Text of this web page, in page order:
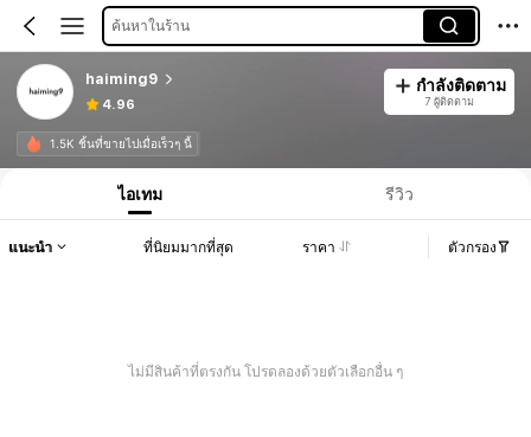
ค้นหาในร้าน
haiming9
4.96
กำลังติดตาม
7 ผู้ติดตาม
1.5K ชิ้นที่ขายไปเมื่อเร็วๆ นี้
ไอเทม รีวิว
แนะนำ ที่นิยมมากที่สุด ราคา ตัวกรอง
ไม่มีสินค้าที่ตรงกัน โปรดลองด้วยตัวเลือกอื่น ๆ